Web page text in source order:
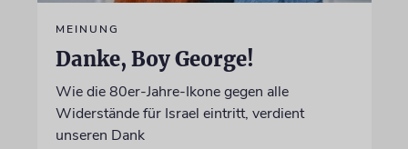
MEINUNG
Danke, Boy George!
Wie die 80er-Jahre-Ikone gegen alle
Widerstände für Israel eintritt, verdient
unseren Dank